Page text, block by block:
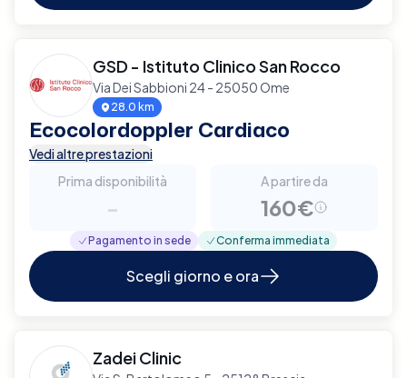
GSD - Istituto Clinico San Rocco
Via Dei Sabbioni 24 - 25050 Ome
28.0 km
Ecocolordoppler Cardiaco
Vedi altre prestazioni
Prima disponibilità
-
A partire da
160€
Pagamento in sede Conferma immediata
Scegli giorno e ora
Zadei Clinic